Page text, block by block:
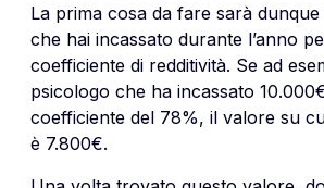
La prima cosa da fare sarà
che hai incassato durante l’anno
coefficiente di redditività. Se ad
psicologo che ha incassato
coefficiente del 78%, il valore su
è 7.800€.